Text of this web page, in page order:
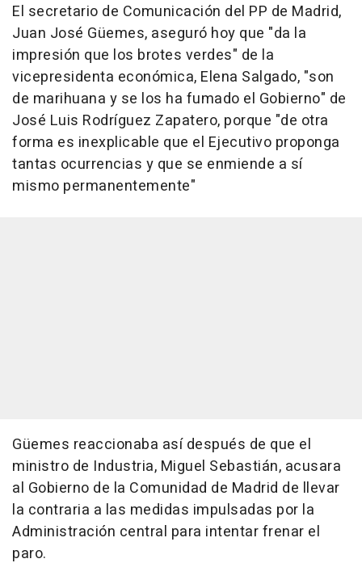
El secretario de Comunicación del PP de Madrid,
Juan José Güemes, aseguró hoy que "da la
impresión que los brotes verdes" de la
vicepresidenta económica, Elena Salgado, "son
de marihuana y se los ha fumado el Gobierno" de
José Luis Rodríguez Zapatero, porque "de otra
forma es inexplicable que el Ejecutivo proponga
tantas ocurrencias y que se enmiende a sí
mismo permanentemente"
Güemes reaccionaba así después de que el
ministro de Industria, Miguel Sebastián, acusara
al Gobierno de la Comunidad de Madrid de llevar
la contraria a las medidas impulsadas por la
Administración central para intentar frenar el
paro.